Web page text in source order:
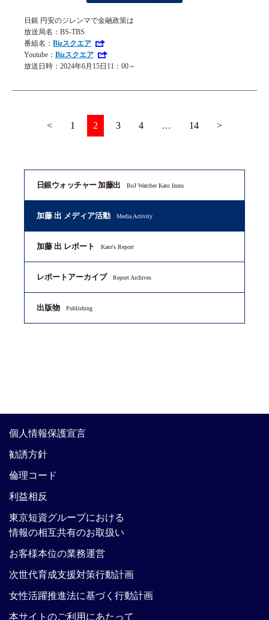
日銀 円安のジレンマで金融政策は
放送局名：BS-TBS
番組名： Bizスクエア
Youtube： Bizスクエア
放送日時：2024年6月15日11：00～
< 1 2 3 4 … 14 >
日銀ウォッチャー 加藤出 BoJ Watcher Kato Izuru
加藤 出 メディア活動 Media Activity
加藤 出 レポート Kato's Report
レポートアーカイブ Report Archives
出版物 Publishing
個人情報保護宣言
勧誘方針
倫理コード
利益相反
東京短資グループにおける
情報の相互共有のお取扱い
お客様本位の業務運営
次世代育成支援対策行動計画
女性活躍推進法に基づく行動計画
本サイトのご利用にあたって